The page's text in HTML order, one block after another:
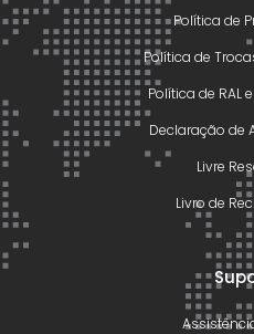
Política de
Política de
Política de RAL
Declaração de
Livre
Livro de